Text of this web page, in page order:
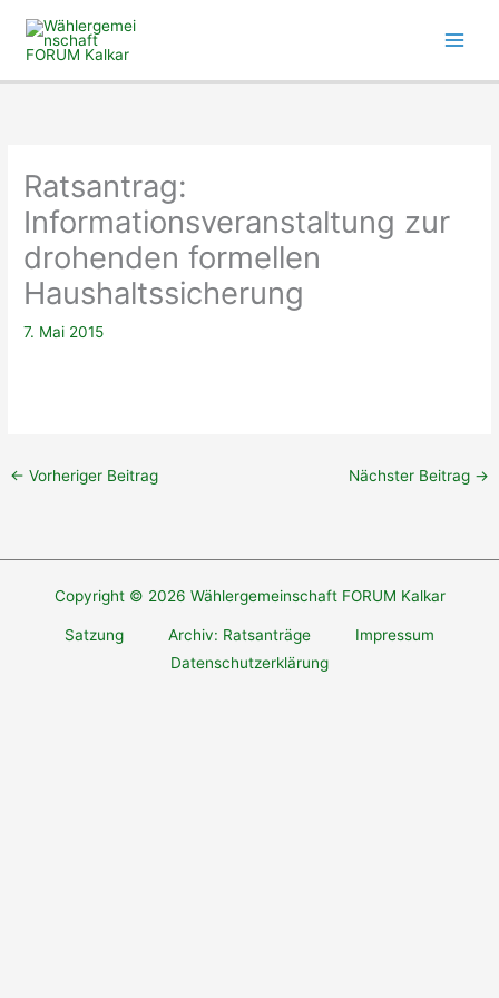
Inhalt
Ratsantrag:
Informationsveranstaltung zur
drohenden formellen
Haushaltssicherung
7. Mai 2015
← Vorheriger Beitrag Nächster Beitrag →
Copyright © 2026 Wählergemeinschaft FORUM Kalkar
Satzung Archiv: Ratsanträge
Impressum
Datenschutzerklärung